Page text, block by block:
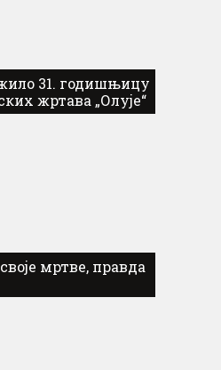
31. годишњицу
жртава „Олује“
мртве, правда